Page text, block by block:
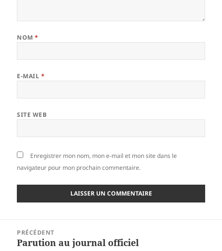
NOM*
E-MAIL *
SITE WEB
Enregistrer mon nom, mon e-mail et mon site dans le
navigateur pour mon prochain commentaire.
PRÉCÉDENT
Article
Parution au journal officiel